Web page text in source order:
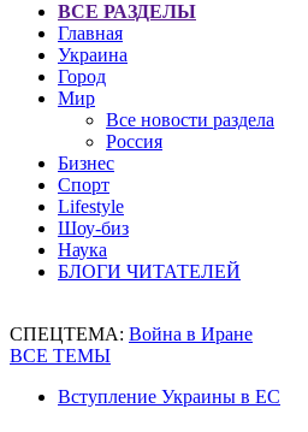
ВСЕ РАЗДЕЛЫ
Главная
Украина
Город
Мир
Все новости раздела
Россия
Бизнес
Спорт
Lifestyle
Шоу-биз
Наука
БЛОГИ ЧИТАТЕЛЕЙ
СПЕЦТЕМА: Война в Иране
ВСЕ ТЕМЫ
Вступление Украины в ЕС